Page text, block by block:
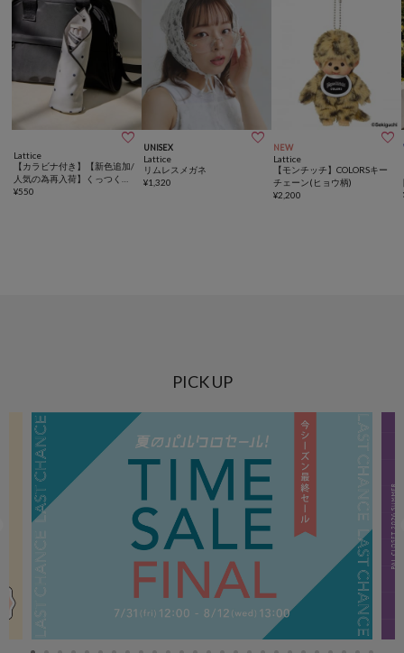

Lattice
【カラビナ付き】【新色追加/
人気の為再入荷】くっつくタ
オル
¥550
UNISEX 
Lattice
リムレスメガネ
¥1,320
NEW 
Lattice
【モンチッチ】COLORSキー
チェーン(ヒョウ柄)
¥2,200
PICK UP